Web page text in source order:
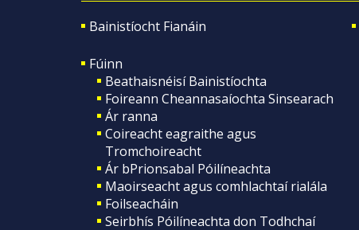
Bainistíocht Fianáin
Fúinn
Beathaisnéisí Bainistíochta
Foireann Cheannasaíochta Sinsearach
Ár ranna
Coireacht eagraithe agus
Tromchoireacht
Ár bPrionsabal Póilíneachta
Maoirseacht agus comhlachtaí rialála
Foilseacháin
Seirbhís Póilíneachta don Todhchaí